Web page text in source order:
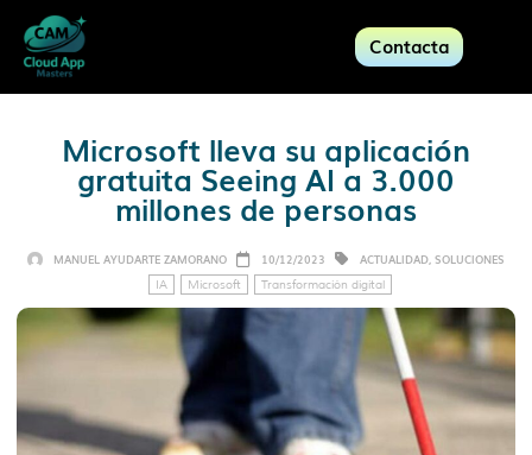
Contacta
Microsoft lleva su aplicación
gratuita Seeing AI a 3.000
millones de personas
MANUEL AYUDARTE ZAMORANO 10/12/2023 ACTUALIDAD, SOLUCIONES
IA Microsoft Transformación digital